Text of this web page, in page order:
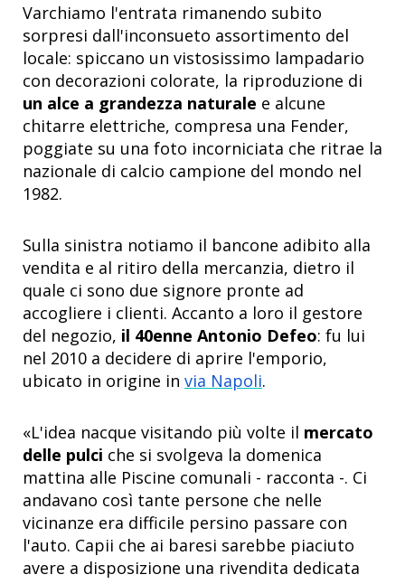
Varchiamo l'entrata rimanendo subito
sorpresi dall'inconsueto assortimento del
locale: spiccano un vistosissimo lampadario
con decorazioni colorate, la riproduzione di
un alce a grandezza naturale e alcune
chitarre elettriche, compresa una Fender,
poggiate su una foto incorniciata che ritrae la
nazionale di calcio campione del mondo nel
1982.
Sulla sinistra notiamo il bancone adibito alla
vendita e al ritiro della mercanzia, dietro il
quale ci sono due signore pronte ad
accogliere i clienti. Accanto a loro il gestore
del negozio, il 40enne Antonio Defeo: fu lui
nel 2010 a decidere di aprire l'emporio,
ubicato in origine in via Napoli.
«L'idea nacque visitando più volte il mercato
delle pulci che si svolgeva la domenica
mattina alle Piscine comunali - racconta -. Ci
andavano così tante persone che nelle
vicinanze era difficile persino passare con
l'auto. Capii che ai baresi sarebbe piaciuto
avere a disposizione una rivendita dedicata